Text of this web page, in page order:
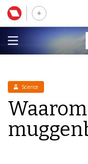
Science